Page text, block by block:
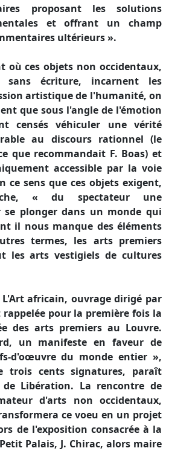
proposant les solutions
et offrant un champ
ultérieurs ».
où ces objets non occidentaux,
sans écriture, incarnent les
artistique de l'humanité, on
que sous l'angle de l'émotion
censés véhiculer une vérité
au discours rationnel (le
que recommandait F. Boas) et
accessible par la voie
ce sens que ces objets exigent,
« du spectateur une
plonger dans un monde qui
il nous manque des éléments
termes, les arts premiers
les arts vestigiels de cultures
L'Art africain, ouvrage dirigé par
rappelée pour la première fois la
des arts premiers au Louvre.
un manifeste en faveur de
d'oœuvre du monde entier »,
trois cents signatures, paraît
Libération. La rencontre de
d'arts non occidentaux,
ce voeu en un projet
de l'exposition consacrée à la
Palais, J. Chirac, alors maire